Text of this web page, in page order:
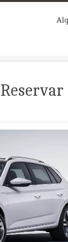
Reservar